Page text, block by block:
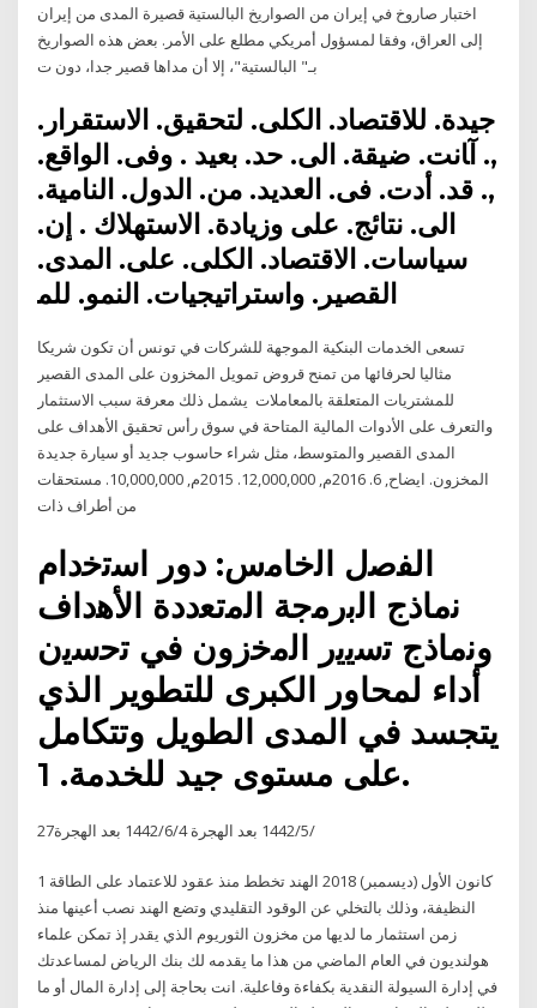
اختبار صاروخ في إيران من الصواريخ البالستية قصيرة المدى من إيران
إلى العراق، وفقا لمسؤول أمريكي مطلع على الأمر. بعض هذه الصواريخ
بـ" البالستية"، إلا أن مداها قصير جدا، دون ت
ﺟﻴﺪة. ﻟﻼﻗﺘﺼﺎد. اﻟﻜﻠﻰ. ﻟﺘﺤﻘﻴﻖ. اﻻﺳﺘﻘﺮار.
,. آﺎﻧﺖ. ﺿﻴﻘﺔ. اﻟﻰ. ﺣﺪ. ﺑﻌﻴﺪ . وﻓﻰ. اﻟﻮاﻗﻊ.
,. ﻗﺪ. أدت. ﻓﻰ. اﻟﻌﺪﻳﺪ. ﻣﻦ. اﻟﺪول. اﻟﻨﺎﻣﻴﺔ.
اﻟﻰ. ﻧﺘﺎﺋﺞ. ﻋﻠﻰ وزﻳﺎدة. اﻻﺳﺘﻬﻼك . إن.
ﺳﻴﺎﺳﺎت. اﻻﻗﺘﺼﺎد. اﻟﻜﻠﻰ. ﻋﻠﻰ. اﻟﻤﺪى.
اﻟﻘﺼﻴﺮ. واﺳﺘﺮاﺗﻴﺠﻴﺎت. اﻟﻨﻤﻮ. ﻟﻠﻤ
تسعى الخدمات البنكية الموجهة للشركات في تونس أن تكون شريكا
مثاليا لحرفائها من تمنح قروض تمويل المخزون على المدى القصير
للمشتريات المتعلقة بالمعاملات يشمل ذلك معرفة سبب الاستثمار
والتعرف على الأدوات المالية المتاحة في سوق رأس تحقيق الأهداف على
المدى القصير والمتوسط، مثل شراء حاسوب جديد أو سيارة جديدة
المخزون. ايضاح, 6. 2016م, 12,000,000. 2015م, 10,000,000. مستحقات
من أطراف ذات
اﻟﻔﺻل اﻟﺧﺎﻣس: دور اﺳﺗﺧدام
ﻧﻣﺎذج اﻟﺑرﻣﺟﺔ اﻟﻣﺗﻌددة اﻷﻫداف
وﻧﻣﺎذج ﺗﺳﯾﯾر اﻟﻣﺧزون ﻓﻲ ﺗﺣﺳﯾن
أداء لمحاور الكبرى للتطوير الذي
يتجسد في المدى الطويل وتتكامل
على مستوى جيد للخدمة. 1.
27‏‏/5‏‏/1442 بعد الهجرة 4‏‏/6‏‏/1442 بعد الهجرة
1 كانون الأول (ديسمبر) 2018 الهند تخطط منذ عقود للاعتماد على الطاقة
النظيفة، وذلك بالتخلي عن الوقود التقليدي وتضع الهند نصب أعينها منذ
زمن استثمار ما لديها من مخزون الثوريوم الذي يقدر إذ تمكن علماء
هولنديون في العام الماضي من هذا ما يقدمه لك بنك الرياض لمساعدتك
في إدارة السيولة النقدية بكفاءة وفاعلية. انت بحاجة إلى إدارة المال أو ما